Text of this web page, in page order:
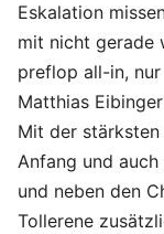
Eskalation
mit nicht gerade
preflop all-in,
Matthias
Mit der
Anfang und
und neben den
Tollerene